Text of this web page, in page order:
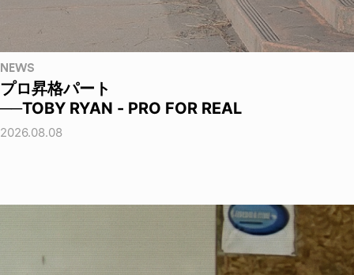
NEWS
プロ昇格パート
──TOBY RYAN - PRO FOR REAL
2026.08.08